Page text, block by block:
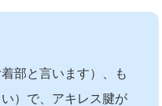
部と言います）、も
）で、アキレス腱が